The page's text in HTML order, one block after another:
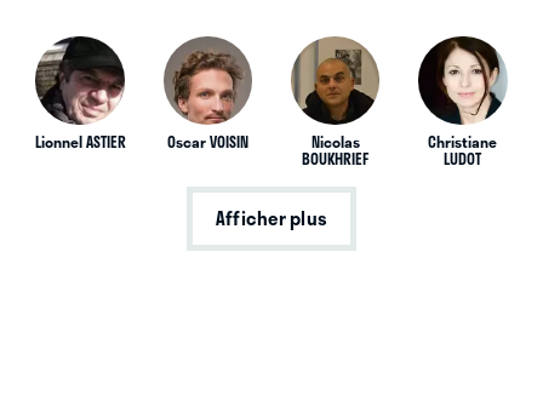
Lionnel ASTIER Oscar VOISIN Nicolas
BOUKHRIEF
Christiane
LUDOT
Afficher plus